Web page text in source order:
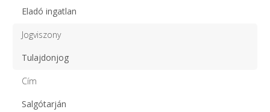
Eladó ingatlan
Jogviszony
Tulajdonjog
Cím
Salgótarján